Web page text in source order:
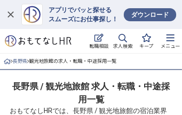
アプリでパッと探せる
スムーズにお仕事探し！
ダウンロード
転職相談 求人検索 キープ メニュー
ログイン
求人・施設を探す
就職・転職 合同説明会
長野県 観光地旅館の求人・転職・中途採用一覧
長野県 / 観光地旅館 求人・転職・中途採
用一覧
おもてなしHRでは、長野県 / 観光地旅館の宿泊業界